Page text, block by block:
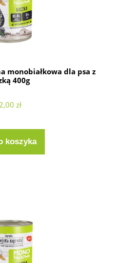
monobiałkowa dla psa z
400g
zł
koszyka